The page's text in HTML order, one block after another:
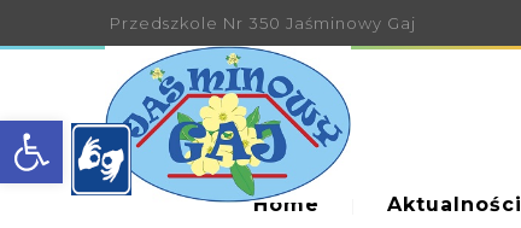
Open toolbar
Przedszkole Nr 350 Jaśminowy Gaj
Home Aktualności